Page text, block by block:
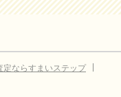
定ならすまいステップ